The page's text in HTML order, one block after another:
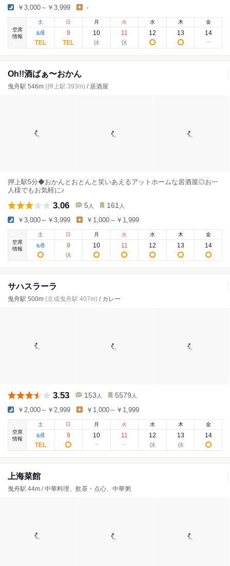
￥3,000～￥3,999 -
空席
情報
土
8/8
日
9
月
10
火
11
水
12
木
13
金
14
Oh!!酒ばぁ〜おかん
曳舟駅 546m (押上駅 393m) / 居酒屋
押上駅5分◆おかんとおとんと笑いあえるアットホームな居酒屋◎お一
人様でもお気軽に♪
3.06 5 人 161 人
￥3,000～￥3,999 ￥1,000～￥1,999
空席
情報
土
8/8
日
9
月
10
火
11
水
12
木
13
金
14
サハスラーラ
曳舟駅 500m (京成曳舟駅 407m) / カレー
3.53 153 人 5579 人
￥2,000～￥2,999 ￥1,000～￥1,999
空席
情報
土
8/8
日
9
月
10
火
11
水
12
木
13
金
14
上海菜館
曳舟駅 44m / 中華料理、飲茶・点心、中華粥